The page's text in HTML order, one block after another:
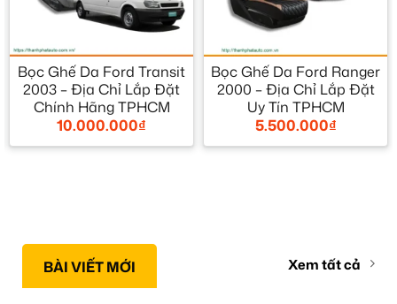
Bọc Ghế Da Ford Transit
2003 – Địa Chỉ Lắp Đặt
Chính Hãng TPHCM
10.000.000₫
Bọc Ghế Da Ford Ranger
2000 – Địa Chỉ Lắp Đặt
Uy Tín TPHCM
5.500.000₫
BÀI VIẾT MỚI Xem tất cả